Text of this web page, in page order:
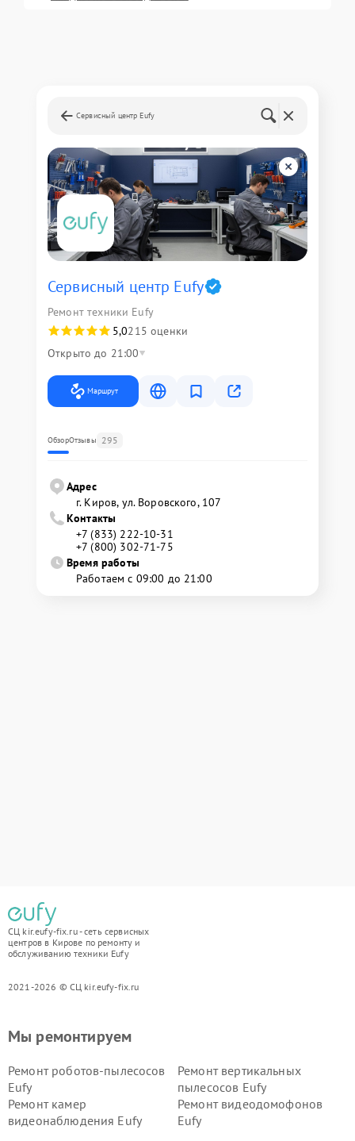
Сервисный центр Eufy
Сервисный центр Eufy
Ремонт техники Eufy
5,0215 оценки
Открыто до 21:00
Маршрут
ОбзорОтзывы 295
Адрес
г. Киров, ул. Воровского, 107
Контакты
+7 (833) 222-10-31
+7 (800) 302-71-75
Время работы
Работаем с 09:00 до 21:00
СЦ kir.eufy-fix.ru - сеть сервисных
центров в Кирове по ремонту и
обслуживанию техники Eufy
2021-2026 © СЦ kir.eufy-fix.ru
Мы ремонтируем
Ремонт роботов-пылесосов
Eufy
Ремонт вертикальных
пылесосов Eufy
Ремонт камер
видеонаблюдения Eufy
Ремонт видеодомофонов
Eufy